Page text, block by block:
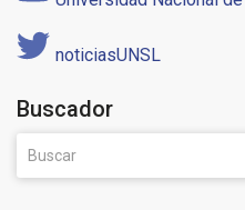
noticiasUNSL
Buscador